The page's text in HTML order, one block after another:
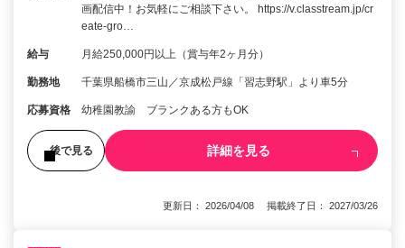
画配信中！お気軽にご相談下さい。 https://v.classtream.jp/cr
eate-gro…
給与 月給250,000円以上（賞与年2ヶ月分）
勤務地 千葉県船橋市三山／京成松戸線「習志野駅」より車5分
応募資格 幼稚園教諭 ブランクある方もOK
後で見る 詳細を見る
更新日： 2026/04/08 掲載終了日： 2027/03/26